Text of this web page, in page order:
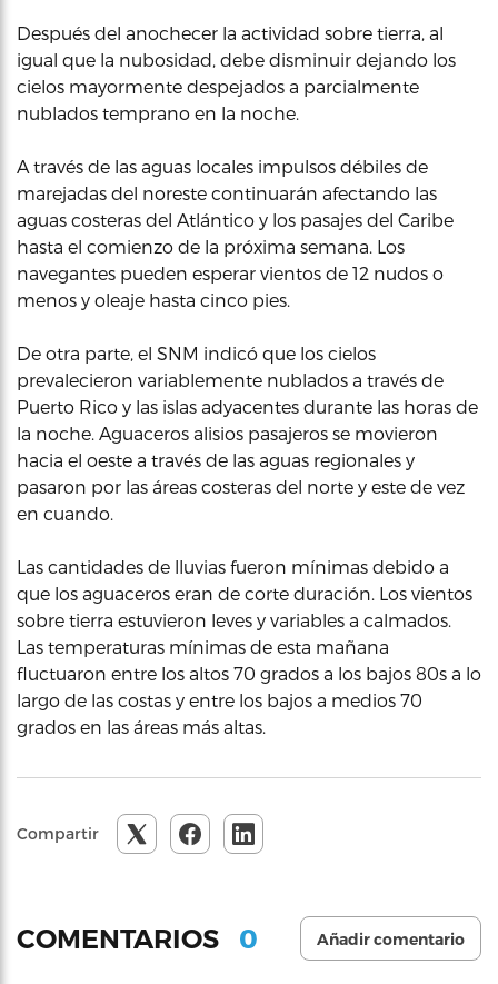
Después del anochecer la actividad sobre tierra, al
igual que la nubosidad, debe disminuir dejando los
cielos mayormente despejados a parcialmente
nublados temprano en la noche.
A través de las aguas locales impulsos débiles de
marejadas del noreste continuarán afectando las
aguas costeras del Atlántico y los pasajes del Caribe
hasta el comienzo de la próxima semana. Los
navegantes pueden esperar vientos de 12 nudos o
menos y oleaje hasta cinco pies.
De otra parte, el SNM indicó que los cielos
prevalecieron variablemente nublados a través de
Puerto Rico y las islas adyacentes durante las horas de
la noche. Aguaceros alisios pasajeros se movieron
hacia el oeste a través de las aguas regionales y
pasaron por las áreas costeras del norte y este de vez
en cuando.
Las cantidades de lluvias fueron mínimas debido a
que los aguaceros eran de corte duración. Los vientos
sobre tierra estuvieron leves y variables a calmados.
Las temperaturas mínimas de esta mañana
fluctuaron entre los altos 70 grados a los bajos 80s a lo
largo de las costas y entre los bajos a medios 70
grados en las áreas más altas.
Compartir
COMENTARIOS 0 Añadir comentario